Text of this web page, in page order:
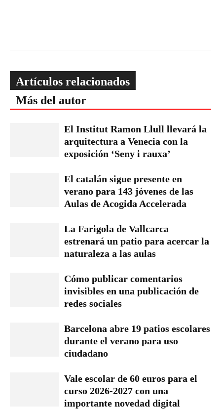
Artículos relacionados
Más del autor
El Institut Ramon Llull llevará la
arquitectura a Venecia con la
exposición ‘Seny i rauxa’
El catalán sigue presente en
verano para 143 jóvenes de las
Aulas de Acogida Accelerada
La Farigola de Vallcarca
estrenará un patio para acercar la
naturaleza a las aulas
Cómo publicar comentarios
invisibles en una publicación de
redes sociales
Barcelona abre 19 patios escolares
durante el verano para uso
ciudadano
Vale escolar de 60 euros para el
curso 2026-2027 con una
importante novedad digital